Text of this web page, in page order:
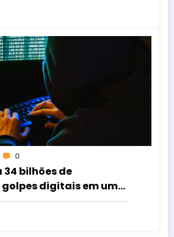
0
bilhões de
digitais em um
perderam dinheiro